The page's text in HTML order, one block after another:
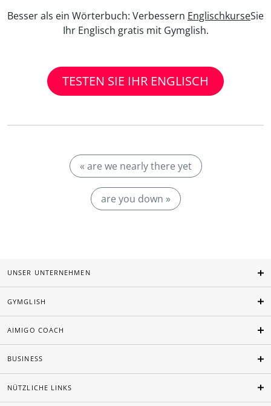
Besser als ein Wörterbuch: Verbessern EnglischkurseSie
Ihr Englisch gratis mit Gymglish.
TESTEN SIE IHR ENGLISCH
« are we nearly there yet
are you down »
UNSER UNTERNEHMEN
GYMGLISH
AIMIGO COACH
BUSINESS
NÜTZLICHE LINKS